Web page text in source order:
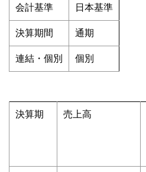
会計基準 日本基準
決算期間 通期
連結・個別 個別
決算期 売上高